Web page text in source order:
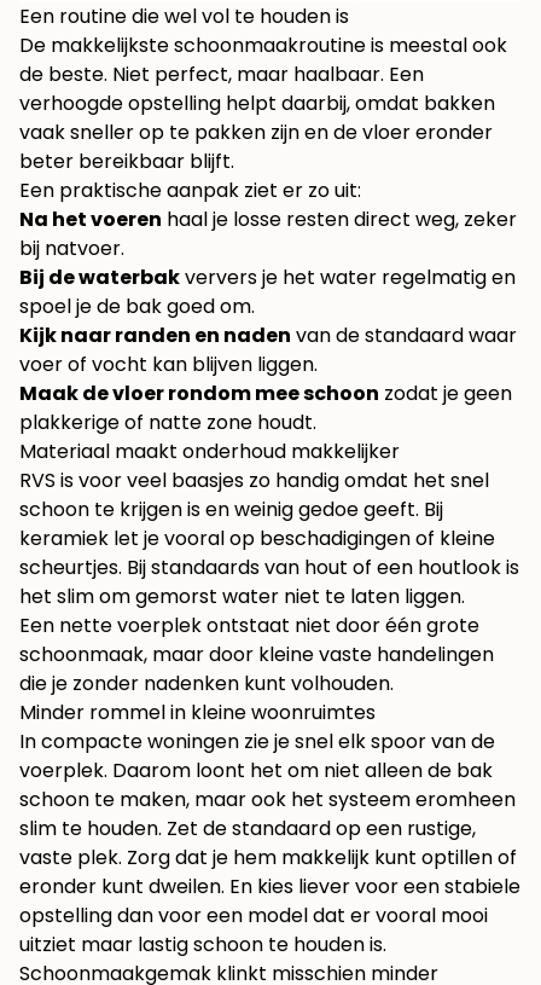
Een routine die wel vol te houden is
De makkelijkste schoonmaakroutine is meestal ook
de beste. Niet perfect, maar haalbaar. Een
verhoogde opstelling helpt daarbij, omdat bakken
vaak sneller op te pakken zijn en de vloer eronder
beter bereikbaar blijft.
Een praktische aanpak ziet er zo uit:
Na het voeren haal je losse resten direct weg, zeker
bij natvoer.
Bij de waterbakververs je het water regelmatig en
spoel je de bak goed om.
Kijk naar randen en naden van de standaard waar
voer of vocht kan blijven liggen.
Maak de vloer rondom mee schoon zodat je geen
plakkerige of natte zone houdt.
Materiaal maakt onderhoud makkelijker
RVS is voor veel baasjes zo handig omdat het snel
schoon te krijgen is en weinig gedoe geeft. Bij
keramiek let je vooral op beschadigingen of kleine
scheurtjes. Bij standaards van hout of een houtlook is
het slim om gemorst water niet te laten liggen.
Een nette voerplek ontstaat niet door één grote
schoonmaak, maar door kleine vaste handelingen
die je zonder nadenken kunt volhouden.
Minder rommel in kleine woonruimtes
In compacte woningen zie je snel elk spoor van de
voerplek. Daarom loont het om niet alleen de bak
schoon te maken, maar ook het systeem eromheen
slim te houden. Zet de standaard op een rustige,
vaste plek. Zorg dat je hem makkelijk kunt optillen of
eronder kunt dweilen. En kies liever voor een stabiele
opstelling dan voor een model dat er vooral mooi
uitziet maar lastig schoon te houden is.
Schoonmaakgemak klinkt misschien minder